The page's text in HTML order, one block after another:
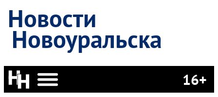
Новости
Новоуральска
16+